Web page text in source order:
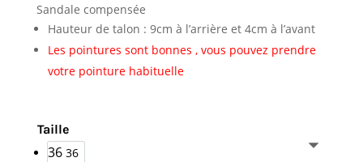
Sandale compensée
Hauteur de talon : 9cm à l’arrière et 4cm à l’avant
Les pointures sont bonnes , vous pouvez prendre
votre pointure habituelle
Taille
36 36